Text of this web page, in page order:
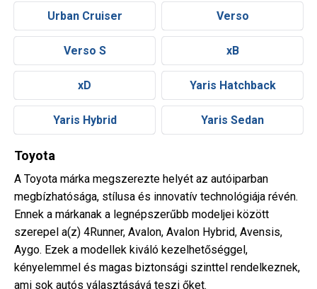
Urban Cruiser Verso
Verso S xB
xD Yaris Hatchback
Yaris Hybrid Yaris Sedan
Toyota
A Toyota márka megszerezte helyét az autóiparban
megbízhatósága, stílusa és innovatív technológiája révén.
Ennek a márkanak a legnépszerűbb modeljei között
szerepel a(z) 4Runner, Avalon, Avalon Hybrid, Avensis,
Aygo. Ezek a modellek kiváló kezelhetőséggel,
kényelemmel és magas biztonsági szinttel rendelkeznek,
ami sok autós választásává teszi őket.